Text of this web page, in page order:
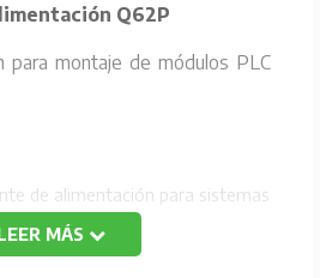
Q62P
para montaje de módulos PLC
de alimentación para sistemas
MÁS